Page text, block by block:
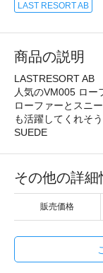
LAST RESORT AB
商品の説明
LASTRESORT AB
人気のVM005 ロー
ローファーとスニ
も活躍してくれそう
SUEDE
その他の詳細
販売価格